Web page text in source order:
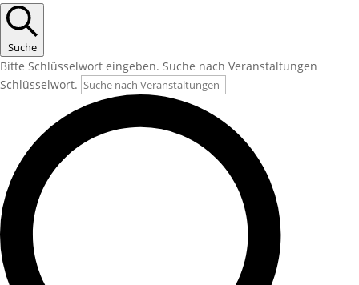
Suche
Bitte Schlüsselwort eingeben. Suche nach Veranstaltungen
Schlüsselwort.